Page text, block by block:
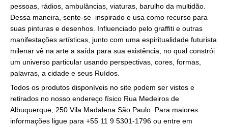
pessoas, rádios, ambulâncias, viaturas, barulho da multidão.
Dessa maneira, sente-se inspirado e usa como recurso para
suas pinturas e desenhos. Influenciado pelo graffiti e outras
manifestações artísticas, junto com uma espiritualidade futurista
milenar vê na arte a saída para sua existência, no qual constrói
um universo particular usando perspectivas, cores, formas,
palavras, a cidade e seus Ruídos.
Todos os produtos disponíveis no site podem ser vistos e
retirados no nosso endereço físico Rua Medeiros de
Albuquerque, 250 Vila Madalena São Paulo. Para maiores
informações ligue para +55 11 9 5301-1796 ou entre em